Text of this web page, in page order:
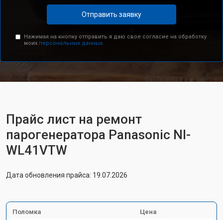
Отправить заявку
Нажимая на кнопку отправить я даю свое согласие на обработку
моих персональных данных.
Прайс лист на ремонт
парогенератора Panasonic NI-
WL41VTW
Дата обновления прайса: 19.07.2026
Поломка Цена